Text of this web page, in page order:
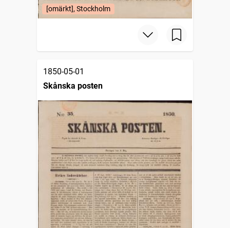
[omärkt], Stockholm
1850-05-01
Skånska posten